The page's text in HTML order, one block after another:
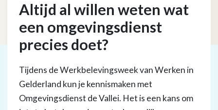
Altijd al willen weten wat
een omgevingsdienst
precies doet?
Tijdens de Werkbelevingsweek van Werken in
Gelderland kun je kennismaken met
Omgevingsdienst de Vallei. Het is een kans om